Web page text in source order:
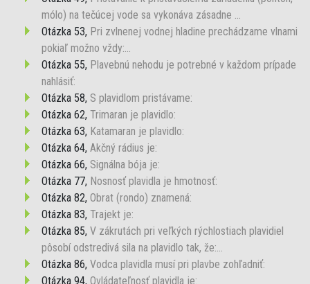
mólo) na tečúcej vode sa vykonáva zásadne ...
Otázka 53, Pri zvlnenej vodnej hladine prechádzame vlnami
pokiaľ možno vždy:...
Otázka 55, Plavebnú nehodu je potrebné v každom prípade
nahlásiť:
Otázka 58, S plavidlom pristávame:
Otázka 62, Trimaran je plavidlo:
Otázka 63, Katamaran je plavidlo:
Otázka 64, Akčný rádius je:
Otázka 66, Signálna bója je:
Otázka 77, Nosnosť plavidla je hmotnosť:
Otázka 82, Obrat (rondo) znamená:
Otázka 83, Trajekt je:
Otázka 85, V zákrutách pri veľkých rýchlostiach plavidiel
pôsobí odstredivá sila na plavidlo tak, že:...
Otázka 86, Vodca plavidla musí pri plavbe zohľadniť:
Otázka 94, Ovládateľnosť plavidla je: